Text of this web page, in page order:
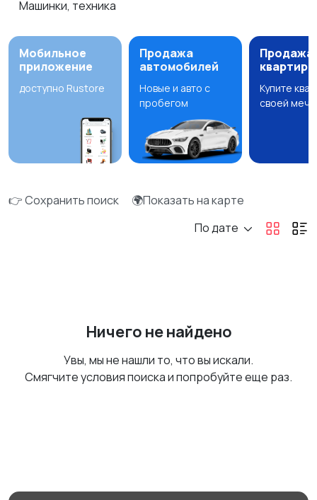
Машинки, техника
Мобильное
приложение
доступно Rustore
Продажа
автомобилей
Новые и авто с
пробегом
Продажа
квартир
Купите
своей
👉 Сохранить поиск
🌍Показать на карте
По дате
Ничего не найдено
Увы, мы не нашли то, что вы искали.
Смягчите условия поиска и попробуйте еще раз.